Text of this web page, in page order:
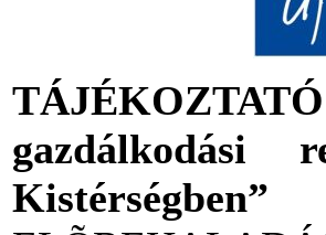
gazdálkodási
Kistérségben”